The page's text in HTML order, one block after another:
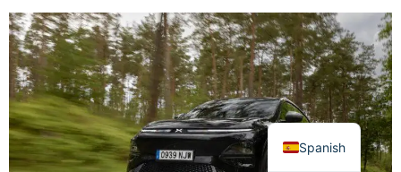
Spanish